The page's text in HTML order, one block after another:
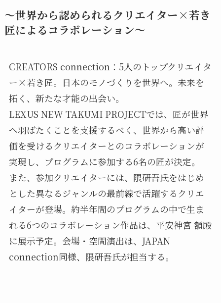
〜世界から認められるクリエイター×若き
匠によるコラボレーション〜
CREATORS connection：5人のトップクリエイタ
ー×若き匠。日本のモノづくりを世界へ。未来を
拓く、新たな才能の出会い。
LEXUS NEW TAKUMI PROJECTでは、匠が世界
へ羽ばたくことを支援するべく、世界から高い評
価を受けるクリエイターとのコラボレーションが
実現し、プログラムに参加する6名の匠が決定。
また、参加クリエイターには、隈研吾氏をはじめ
とした異なるジャンルの最前線で活躍するクリエ
イターが登場。約半年間のプログラムの中で生ま
れる6つのコラボレーション作品は、平安神宮 額殿
に展示予定。会場・空間演出は、JAPAN
connection同様、隈研吾氏が担当する。